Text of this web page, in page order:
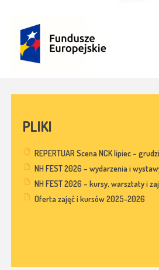
PLIKI
REPERTUAR Scena NCK lipiec –
NH FEST 2026 – wydarzenia i
NH FEST 2026 – kursy, warsztaty i
Oferta zajęć i kursów 2025-2026